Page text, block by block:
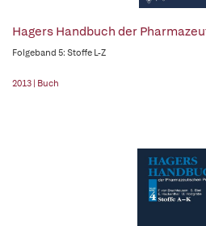
Hagers Handbuch der
Folgeband 5: Stoffe L-Z
2013 | Buch